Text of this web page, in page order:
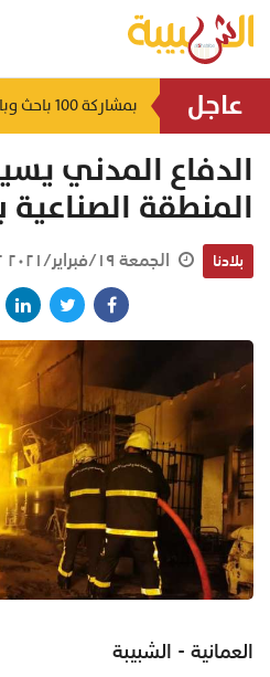
عاجل
منذ ١٨ دقيقة
الدفاع المدني
المنطقة
بلادنا الجمعة ١٩/فبراير/٢٠٢١ ٠٩:٢٢ ص
العمانية - الشبيبة